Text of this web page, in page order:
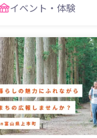
イベント・体験